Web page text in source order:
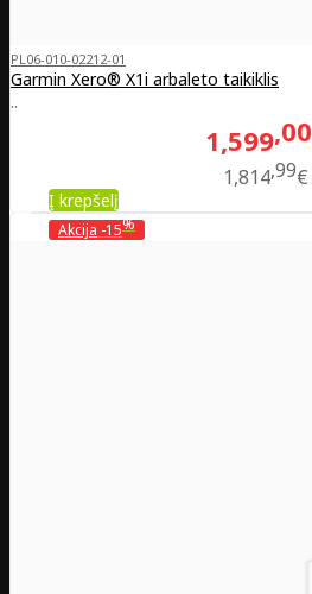
PL06-010-02212-01
Garmin Xero® X1i arbaleto taikiklis
..
1,599 00
1,81499€
Į krepšelį
Akcija -15%